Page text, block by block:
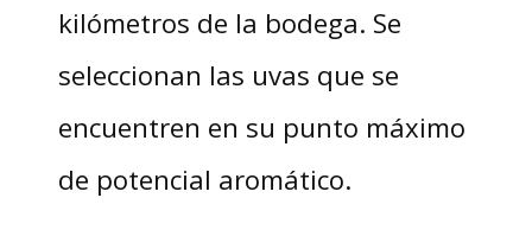
kilómetros de la bodega. Se
seleccionan las uvas que se
encuentren en su punto máximo
de potencial aromático.